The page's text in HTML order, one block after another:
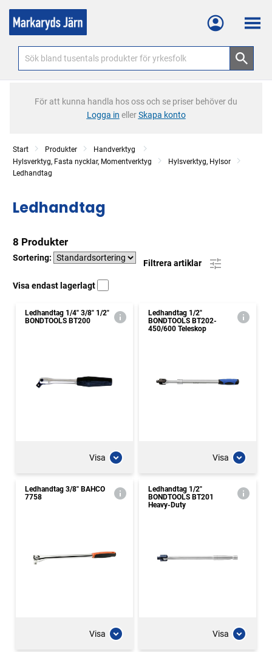
Meny
För att kunna handla hos oss och se priser behöver du
Logga in ellerSkapa konto
Start Produkter
Handverktyg
Hylsverktyg, Fasta nycklar, Momentverktyg
Hylsverktyg, Hylsor
Ledhandtag
Ledhandtag
8 Produkter
Sortering:
Filtrera artiklar
Visa endast lagerlagt
Ledhandtag 1/4" 3/8" 1/2"
BONDTOOLS BT200
Visa
Ledhandtag 1/2"
BONDTOOLS BT202-
450/600 Teleskop
Visa
Ledhandtag 3/8" BAHCO
7758
Visa
Ledhandtag 1/2"
BONDTOOLS BT201
Heavy-Duty
Visa